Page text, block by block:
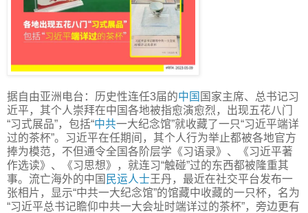
据自由亚洲电台：历史性连任3届的中国 国家主席、总书记习
近平，其个人崇拜在中国各地被指愈演愈烈，出现五花八门
“习式展品”，包括“中共一大纪念馆”就收藏了一只“习近平端详
过的茶杯”。习近平在任期间，其个人行为举止都被各地官方
捧为模范，不但通令全国各阶层学《习语录》、《习近平著
作选读》、《习思想》，就连习“触碰”过的东西都被隆重其
事。流亡海外的中国 民运人士王丹，最近在社交平台发布一
张相片，显示“中共一大纪念馆”的馆藏中收藏的一只杯，名为
“习近平总书记瞻仰中共一大会址时端详过的茶杯”，旁边更有